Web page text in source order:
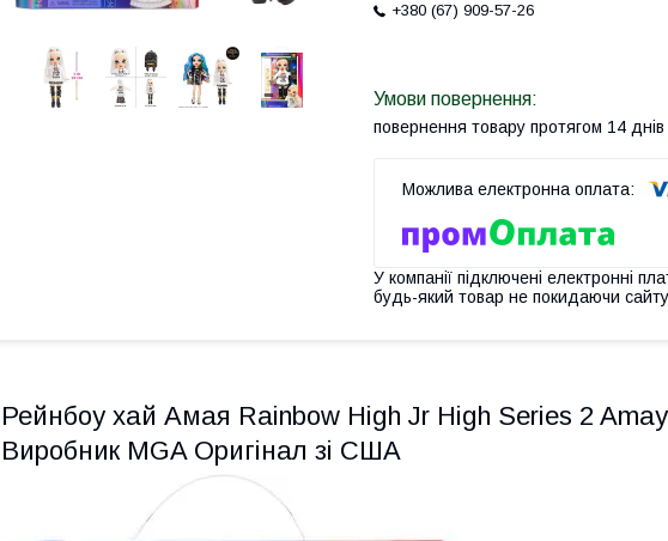
+380 (67) 909-57-26
повернення товару протягом 14 днів
У компанії підключені електронні
будь-який товар не покидаючи
Рейнбоу хай Амая Rainbow High Jr High Series 2
Виробник MGA Оригінал зі США